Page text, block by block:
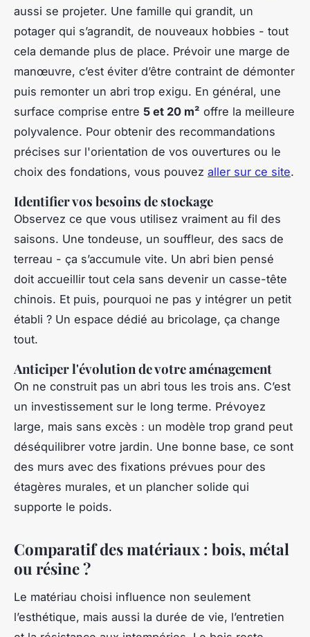
aussi se projeter. Une famille qui grandit, un
potager qui s’agrandit, de nouveaux hobbies - tout
cela demande plus de place. Prévoir une marge de
manœuvre, c’est éviter d’être contraint de démonter
puis remonter un abri trop exigu. En général, une
surface comprise entre 5 et 20 m² offre la meilleure
polyvalence. Pour obtenir des recommandations
précises sur l'orientation de vos ouvertures ou le
choix des fondations, vous pouvez aller sur ce site.
Identifier vos besoins de stockage
Observez ce que vous utilisez vraiment au fil des
saisons. Une tondeuse, un souffleur, des sacs de
terreau - ça s’accumule vite. Un abri bien pensé
doit accueillir tout cela sans devenir un casse-tête
chinois. Et puis, pourquoi ne pas y intégrer un petit
établi ? Un espace dédié au bricolage, ça change
tout.
Anticiper l'évolution de votre aménagement
On ne construit pas un abri tous les trois ans. C’est
un investissement sur le long terme. Prévoyez
large, mais sans excès : un modèle trop grand peut
déséquilibrer votre jardin. Une bonne base, ce sont
des murs avec des fixations prévues pour des
étagères murales, et un plancher solide qui
supporte le poids.
Comparatif des matériaux : bois, métal
ou résine ?
Le matériau choisi influence non seulement
l’esthétique, mais aussi la durée de vie, l’entretien